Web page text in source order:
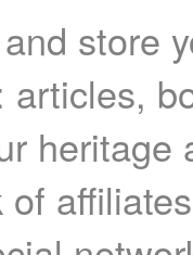
store
articles,
heritage
of